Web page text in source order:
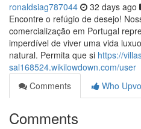
ronaldsiag787044 32 days ago
Encontre o refúgio de desejo!
comercialização em Portugal
imperdível de viver uma vida
natural. Permita que si https://
sal168524.wikilowdown.com/user
Comments
Who
Comments